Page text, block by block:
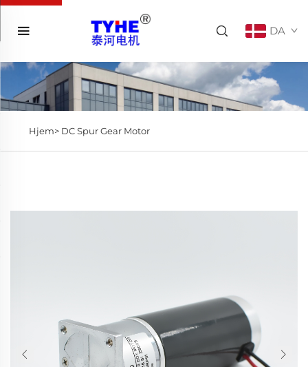
DA
Hjem> DC Spur Gear Motor